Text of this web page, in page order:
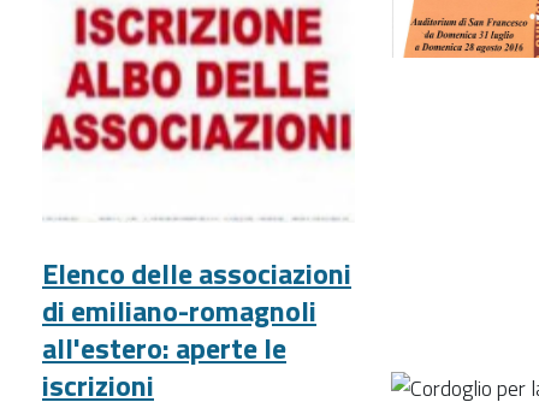
Elenco delle associazioni
di emiliano-romagnoli
all'estero: aperte le
iscrizioni